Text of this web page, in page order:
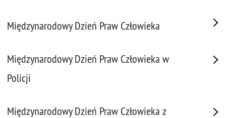
Międzynarodowy Dzień Praw Człowieka
Międzynarodowy Dzień Praw Człowieka w
Policji
Międzynarodowy Dzień Praw Człowieka z